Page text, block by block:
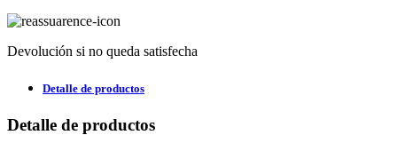
Devolución si no queda satisfecha
Detalle de productos
Detalle de productos